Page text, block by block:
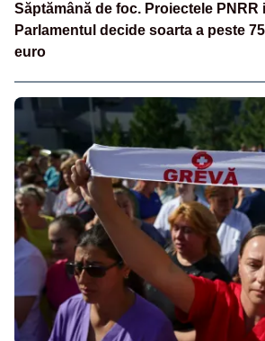
Săptămână de foc. Proiectele
Parlamentul decide soarta a peste
euro